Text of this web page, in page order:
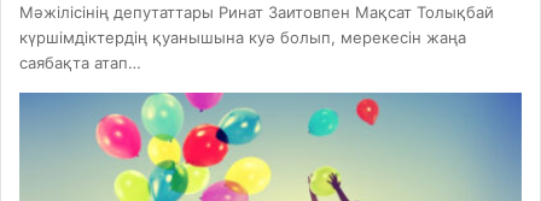
Мәжілісінің депутаттары Ринат Заитовпен Мақсат Толықбай
күршімдіктердің қуанышына куә болып, мерекесін жаңа
саябақта атап…